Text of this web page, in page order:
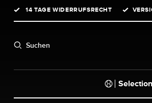
Zur Hauptnavigation springen
14 TAGE WIDERRUFSRECHT
Suchen
Selection